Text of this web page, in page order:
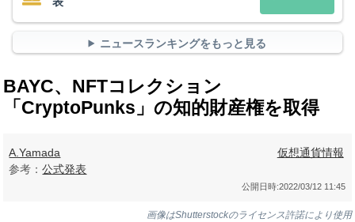
ニュースランキングをもっと見る
BAYC、NFTコレクション
「CryptoPunks」の知的財産権を取得
A.Yamada
参考：公式発表
仮想通貨情報
公開日時:2022/03/12 11:45
画像はShutterstockのライセンス許諾により使用